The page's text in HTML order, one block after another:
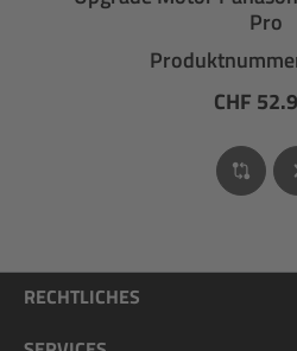
Pro
CHF
RECHTLICHES